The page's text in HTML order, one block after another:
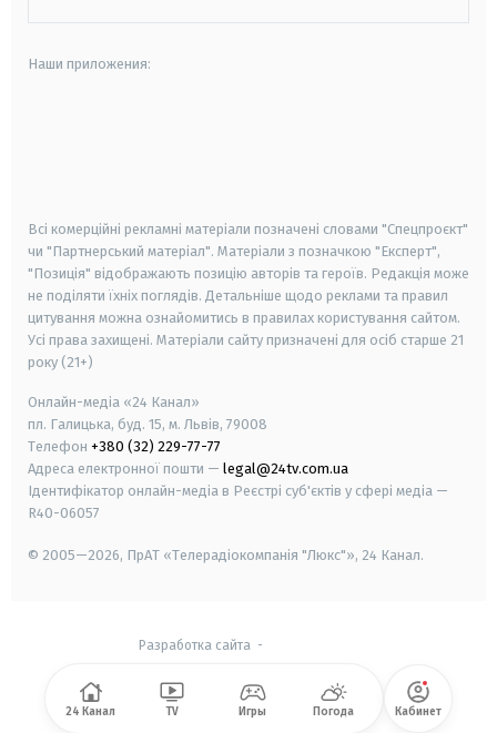
Наши приложения:
Всі комерційні рекламні матеріали позначені словами "Спецпроєкт"
чи "Партнерський матеріал". Матеріали з позначкою "Експерт",
"Позиція" відображають позицію авторів та героїв. Редакція може
не поділяти їхніх поглядів. Детальніше щодо реклами та правил
цитування можна ознайомитись в правилах користування сайтом.
Усі права захищені. Матеріали сайту призначені для осіб старше 21
року (21+)
Онлайн-медіа «24 Канал»
пл. Галицька, буд. 15, м. Львів, 79008
Телефон +380 (32) 229-77-77
Адреса електронної пошти — legal@24tv.com.ua
Ідентифікатор онлайн-медіа в Реєстрі суб'єктів у сфері медіа —
R40-06057
© 2005—2026, ПрАТ «Телерадіокомпанія "Люкс"», 24 Канал.
Разработка сайта -
24 Канал TV Игры Погода Кабинет